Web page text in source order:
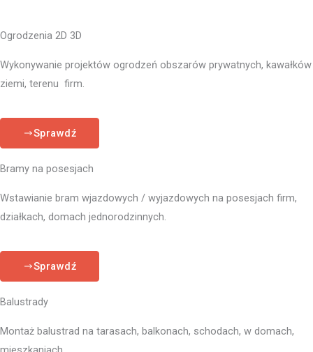
Ogrodzenia 2D 3D
Wykonywanie projektów ogrodzeń obszarów prywatnych, kawałków
ziemi, terenu firm.
Sprawdź
Bramy na posesjach
Wstawianie bram wjazdowych / wyjazdowych na posesjach firm,
działkach, domach jednorodzinnych.
Sprawdź
Balustrady
Montaż balustrad na tarasach, balkonach, schodach, w domach,